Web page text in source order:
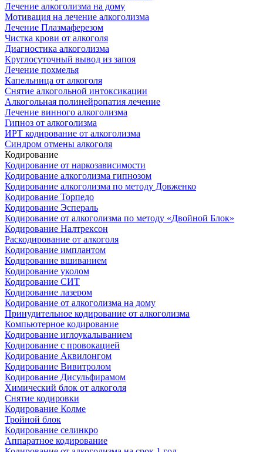
Лечение алкоголизма на дому
Мотивация на лечение алкоголизма
Лечение Плазмаферезом
Чистка крови от алкоголя
Диагностика алкоголизма
Круглосуточный вывод из запоя
Лечение похмелья
Капельница от алкоголя
Снятие алкогольной интоксикации
Алкогольная полинейропатия лечение
Лечение винного алкоголизма
Гипноз от алкоголизма
ИРТ кодирование от алкоголизма
Синдром отмены алкоголя
Кодирование
Кодирование от наркозависимости
Кодирование алкоголизма гипнозом
Кодирование алкоголизма по методу Довженко
Кодирование Торпедо
Кодирование Эспераль
Кодирование от алкоголизма по методу «Двойной Блок»
Кодирование Налтрексон
Раскодирование от алкоголя
Кодирование имплантом
Кодирование вшиванием
Кодирование уколом
Кодирование СИТ
Кодирование лазером
Кодирование от алкоголизма на дому
Принудительное кодирование от алкоголизма
Компьютерное кодирование
Кодирование иглоукалыванием
Кодирование с провокацией
Кодирование Аквилонгом
Кодирование Вивитролом
Кодирование Дисульфирамом
Химический блок от алкоголя
Снятие кодировки
Кодирование Колме
Тройной блок
Кодирование селинкро
Аппаратное кодирование